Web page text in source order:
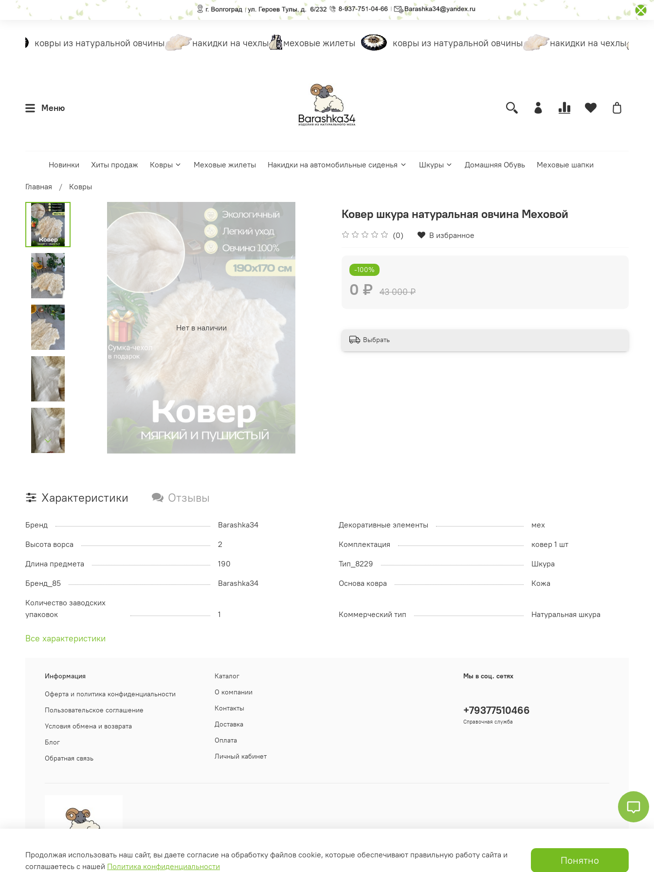
ковры из натуральной овчины накидки на чехлы меховые жилеты ковры из натуральной овчины накидки на чехлы
Меню
Новинки Хиты продаж Ковры Меховые жилеты Накидки на автомобильные сиденья Шкуры Домашняя Обувь Меховые шапки
Главная Ковры
Нет в наличии
Ковер шкура натуральная овчина Меховой
(0) В избранное
-100%
0 ₽ 43 000 ₽
Выбрать
Характеристики Отзывы
Бренд Barashka34 Декоративные элементы
мех
Высота ворса
2 Комплектация
ковер 1 шт
Длина предмета
190 Тип_8229
Шкура
Бренд_85
Barashka34 Основа ковра
Кожа
Количество заводских
упаковок
1 Коммерческий тип Натуральная шкура
Все характеристики
Информация
Оферта и политика конфиденциальности
Пользовательское соглашение
Условия обмена и возврата
Блог
Обратная связь
Каталог
О компании
Контакты
Доставка
Оплата
Личный кабинет
Мы в соц. сетях
+79377510466
Справочная служба
Продолжая использовать наш сайт, вы даете согласие на обработку файлов cookie, которые обеспечивают правильную работу сайта и
соглашаетесь с нашей Политика конфиденциальности Понятно